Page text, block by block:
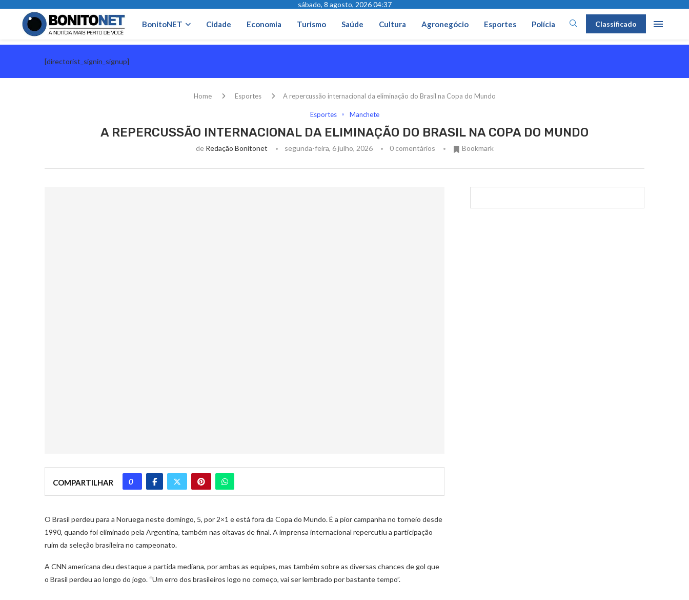
sábado, 8 agosto, 2026 04:37
BonitoNET Cidade Economia Turismo Saúde Cultura Agronegócio Esportes Polícia Classificado
[directorist_signin_signup]
Home Esportes A repercussão internacional da eliminação do Brasil na Copa do Mundo
Esportes Manchete
A REPERCUSSÃO INTERNACIONAL DA ELIMINAÇÃO DO BRASIL NA COPA DO MUNDO
de Redação Bonitonet segunda-feira, 6 julho, 2026 0 comentários Bookmark
COMPARTILHAR 0
O Brasil perdeu para a Noruega neste domingo, 5, por 2×1 e está fora da Copa do Mundo. É a pior campanha no torneio desde
1990, quando foi eliminado pela Argentina, também nas oitavas de final. A imprensa internacional repercutiu a participação
ruim da seleção brasileira no campeonato.
A CNN americana deu destaque a partida mediana, por ambas as equipes, mas também sobre as diversas chances de gol que
o Brasil perdeu ao longo do jogo. “Um erro dos brasileiros logo no começo, vai ser lembrado por bastante tempo”.